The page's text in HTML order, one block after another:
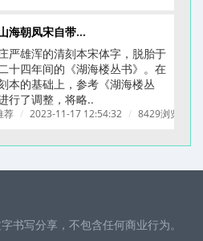
也字山海朝凤宋自带文艺古典刻本质感的字体
严雄浑的清刻本宋体字，脱胎于
十四年间的《湖海楼丛书》。在
本的基础上，参考《湖海楼丛
行了调整，将略..
荐 / 2023-11-17 12:54:32 / 8429浏览
书写分享，不包含任何商业行为。